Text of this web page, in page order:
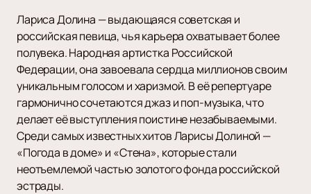
Лариса Долина — выдающаяся советская и
российская певица, чья карьера охватывает более
полувека. Народная артистка Российской
Федерации, она завоевала сердца миллионов своим
уникальным голосом и харизмой. В её репертуаре
гармонично сочетаются джаз и поп-музыка, что
делает её выступления поистине незабываемыми.
Среди самых известных хитов Ларисы Долиной —
«Погода в доме» и «Стена», которые стали
неотъемлемой частью золотого фонда российской
эстрады.